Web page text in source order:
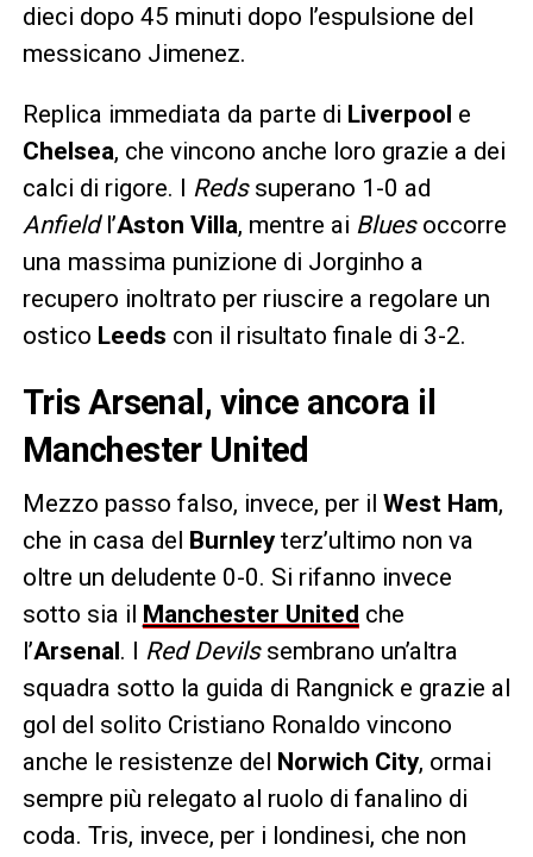
dieci dopo 45 minuti dopo l’espulsione del
messicano Jimenez.
Replica immediata da parte di Liverpool e
Chelsea, che vincono anche loro grazie a dei
calci di rigore. I Redssuperano 1-0 ad
Anfieldl’Aston Villa, mentre ai Bluesoccorre
una massima punizione di Jorginho a
recupero inoltrato per riuscire a regolare un
ostico Leeds con il risultato finale di 3-2.
Tris Arsenal, vince ancora il
Manchester United
Mezzo passo falso, invece, per il West Ham,
che in casa del Burnleyterz’ultimo non va
oltre un deludente 0-0. Si rifanno invece
sotto sia il Manchester United che
l’Arsenal. I Red Devilssembrano un’altra
squadra sotto la guida di Rangnick e grazie al
gol del solito Cristiano Ronaldo vincono
anche le resistenze del Norwich City, ormai
sempre più relegato al ruolo di fanalino di
coda. Tris, invece, per i londinesi, che non